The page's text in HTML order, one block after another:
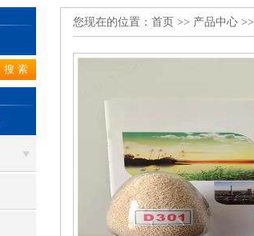
您现在的位置： 首页 >> 产品中心 >>